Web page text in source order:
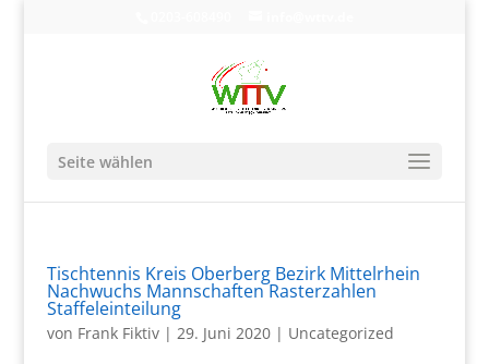
Seite wählen
Tischtennis Kreis Oberberg Bezirk Mittelrhein
Nachwuchs Mannschaften Rasterzahlen
Staffeleinteilung
von Frank Fiktiv| 29. Juni 2020| Uncategorized